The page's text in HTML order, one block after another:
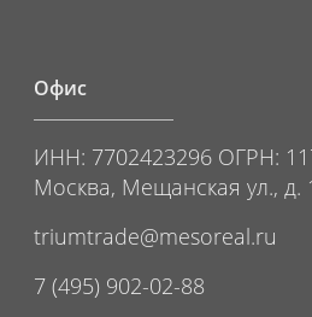
Офис
ИНН: 7702423296 ОГРН:
Москва, Мещанская ул., д.
triumtrade@mesoreal.ru
7 (495) 902-02-88